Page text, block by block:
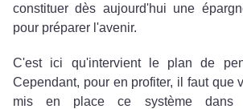
constituer dès aujourd'hui une
pour préparer l'avenir.
C'est ici qu'intervient le plan de
Cependant, pour en profiter, il faut que
mis en place ce système dans